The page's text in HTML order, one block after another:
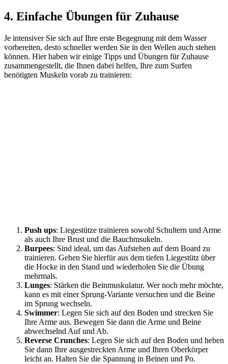
4. Einfache Übungen für Zuhause
Je intensiver Sie sich auf Ihre erste Begegnung mit dem Wasser
vorbereiten, desto schneller werden Sie in den Wellen auch stehen
können. Hier haben wir einige Tipps und Übungen für Zuhause
zusammengestellt, die Ihnen dabei helfen, Ihre zum Surfen
benötigten Muskeln vorab zu trainieren:
Push ups: Liegestütze trainieren sowohl Schultern und Arme
als auch Ihre Brust und die Bauchmsukeln.
Burpees: Sind ideal, um das Aufstehen auf dem Board zu
trainieren. Gehen Sie hierfür aus dem tiefen Liegestütz über
die Hocke in den Stand und wiederholen Sie die Übung
mehrmals.
Lunges: Stärken die Beinmuskulatur. Wer noch mehr möchte,
kann es mit einer Sprung-Variante versuchen und die Beine
im Sprung wechseln.
Swimmer: Legen Sie sich auf den Boden und strecken Sie
Ihre Arme aus. Bewegen Sie dann die Arme und Beine
abwechselnd Auf und Ab.
Reverse Crunches: Legen Sie sich auf den Boden und heben
Sie dann Ihre ausgestreckten Arme und Ihren Oberkörper
leicht an. Halten Sie die Spannung in Beinen und Po.